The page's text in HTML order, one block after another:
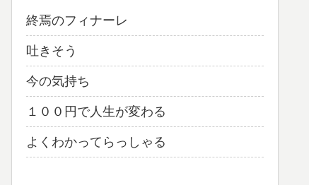
終焉のフィナーレ
吐きそう
今の気持ち
１００円で人生が変わる
よくわかってらっしゃる